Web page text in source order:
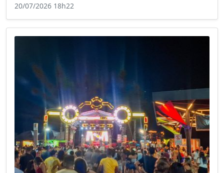
20/07/2026 18h22